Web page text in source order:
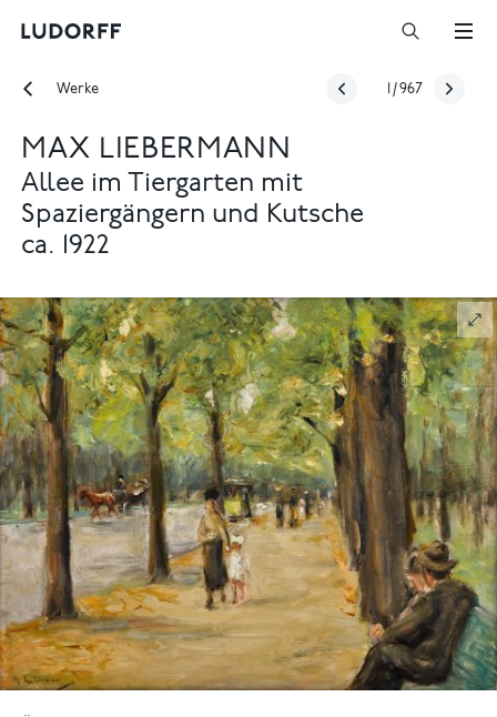
Werke /967
MAX LIEBERMANN
Allee im Tiergarten mit
Spaziergängern und Kutsche
ca. 1922